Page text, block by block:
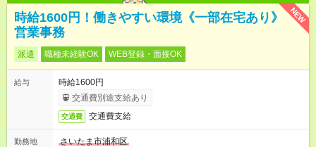
NEW
時給1600円！働きやすい環境《一部在宅あり》
営業事務
派遣 職種未経験OK WEB登録・面接OK
給与
時給1600円
交通費別途支給あり
交通費 交通費支給
勤務地
さいたま市浦和区